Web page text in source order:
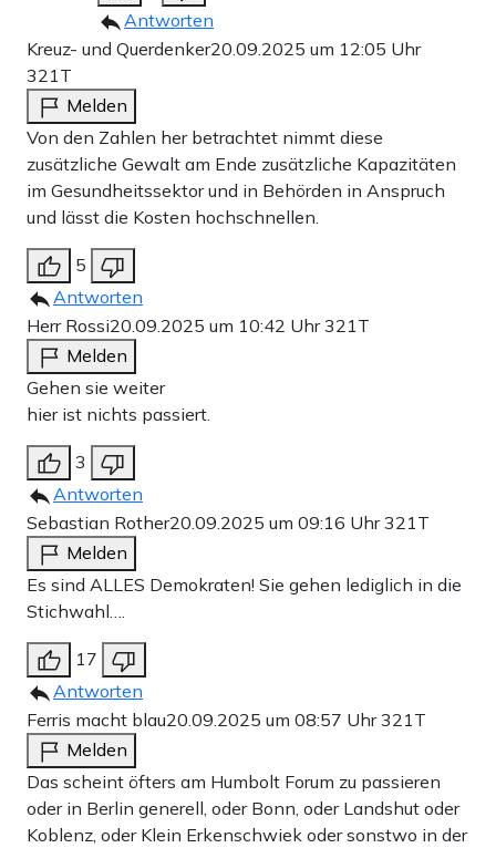
Antworten
Kreuz- und Querdenker20.09.2025 um 12:05 Uhr
321T
Melden
Von den Zahlen her betrachtet nimmt diese
zusätzliche Gewalt am Ende zusätzliche Kapazitäten
im Gesundheitssektor und in Behörden in Anspruch
und lässt die Kosten hochschnellen.
5
Antworten
Herr Rossi20.09.2025 um 10:42 Uhr321T
Melden
Gehen sie weiter
hier ist nichts passiert.
3
Antworten
Sebastian Rother20.09.2025 um 09:16 Uhr321T
Melden
Es sind ALLES Demokraten! Sie gehen lediglich in die
Stichwahl….
17
Antworten
Ferris macht blau20.09.2025 um 08:57 Uhr321T
Melden
Das scheint öfters am Humbolt Forum zu passieren
oder in Berlin generell, oder Bonn, oder Landshut oder
Koblenz, oder Klein Erkenschwiek oder sonstwo in der